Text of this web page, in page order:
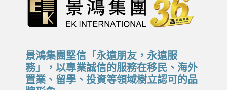
景鴻集團堅信「永遠朋友，永遠服
務」，以專業誠信的服務在移民、海外
置業、留學、投資等領域樹立認可的品